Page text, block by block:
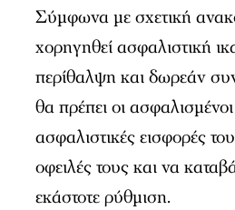
Σύμφωνα με σχετική
χορηγηθεί ασφαλιστική
περίθαλψη και δωρεάν
θα πρέπει οι
ασφαλιστικές εισφορές
οφειλές τους και να
εκάστοτε ρύθμιση.